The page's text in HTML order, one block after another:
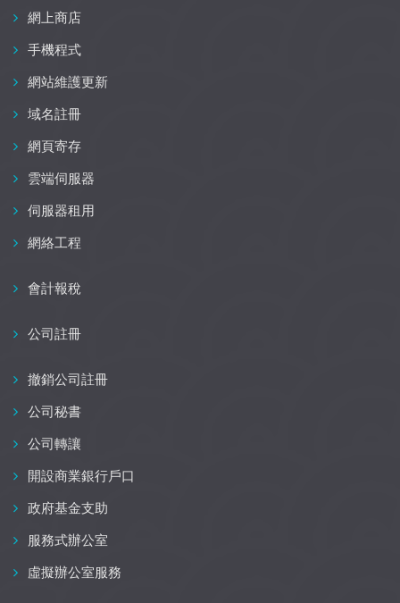
網上商店
手機程式
網站維護更新
域名註冊
網頁寄存
雲端伺服器
伺服器租用
網絡工程
會計報稅
公司註冊
撤銷公司註冊
公司秘書
公司轉讓
開設商業銀行戶口
政府基金支助
服務式辦公室
虛擬辦公室服務